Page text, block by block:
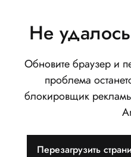
Не удалось
Обновите браузер и
проблема
блокировщик
Перезагрузить